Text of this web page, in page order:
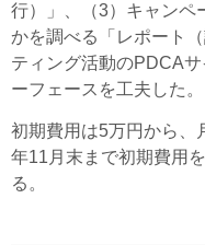
行）」、（3）キャンペ
かを調べる「レポート
ティング活動のPDCA
ーフェースを工夫した。
初期費用は5万円から、
年11月末まで初期費用
る。